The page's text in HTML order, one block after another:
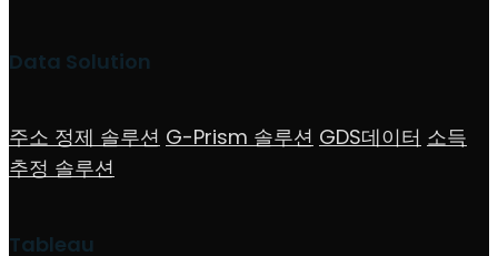
Data Solution
주소 정제 솔루션 G-Prism 솔루션 GDS데이터 소득
추정 솔루션
Tableau